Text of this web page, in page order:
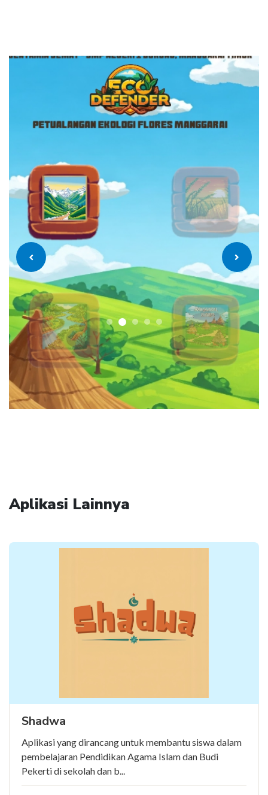
Aplikasi Lainnya
Shadwa
Aplikasi yang dirancang untuk membantu siswa dalam
pembelajaran Pendidikan Agama Islam dan Budi
Pekerti di sekolah dan b...